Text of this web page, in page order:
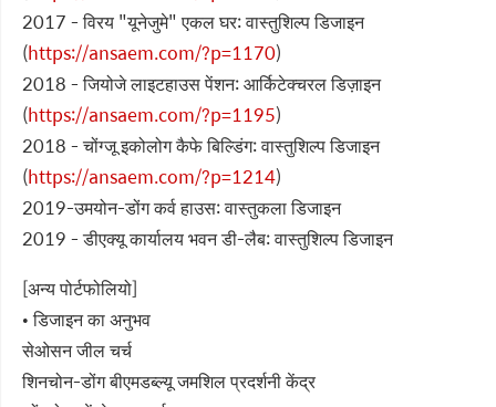
2017 - विरय "यूनेजुमे" एकल घर: वास्तुशिल्प डिजाइन
(https://ansaem.com/?p=1170)
2018 - जियोजे लाइटहाउस पेंशन: आर्किटेक्चरल डिज़ाइन
(https://ansaem.com/?p=1195)
2018 - चोंग्जू इकोलोग कैफे बिल्डिंग: वास्तुशिल्प डिजाइन
(https://ansaem.com/?p=1214)
2019-उमयोन-डोंग कर्व हाउस: वास्तुकला डिजाइन
2019 - डीएक्यू कार्यालय भवन डी-लैब: वास्तुशिल्प डिजाइन
[अन्य पोर्टफोलियो]
• डिजाइन का अनुभव
सेओसन जील चर्च
शिनचोन-डोंग बीएमडब्ल्यू जमशिल प्रदर्शनी केंद्र